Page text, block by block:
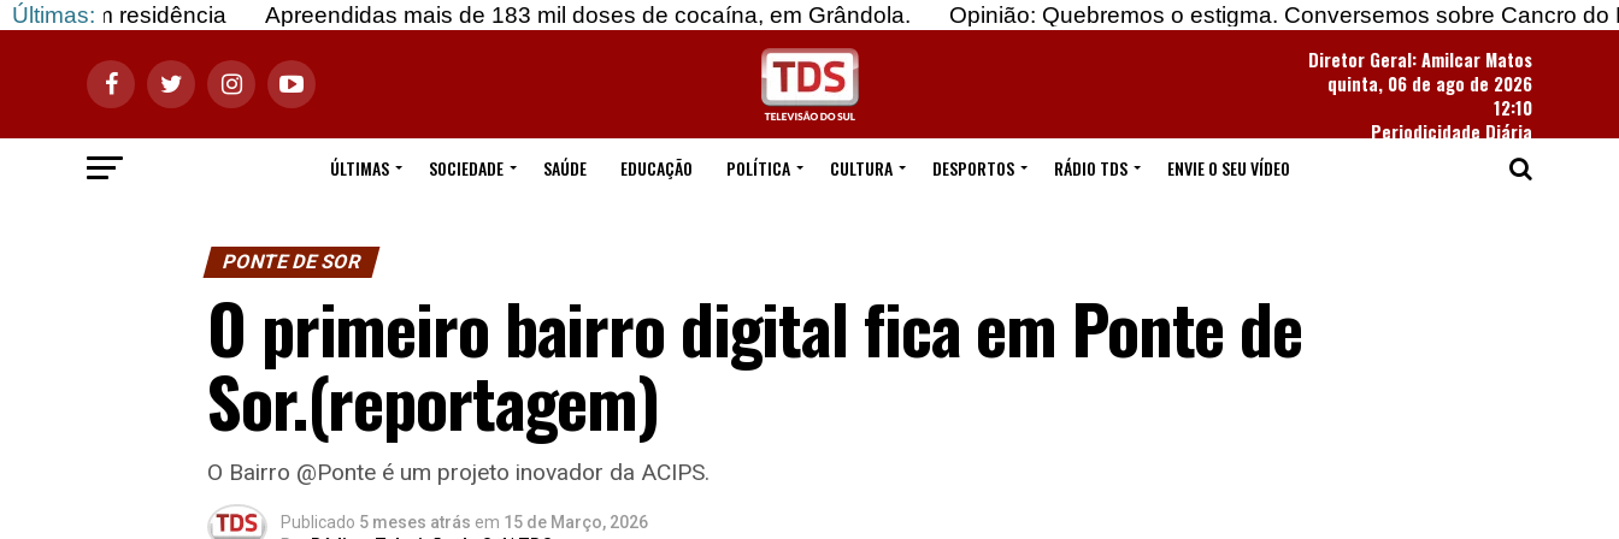
Últimas: Apreendidas mais de 183 mil doses de cocaína, em Grândola. Opinião: Quebremos o estigma. Conversemos sobre Cancro do Pulmão
Diretor Geral: Amilcar Matos
quinta, 06 de ago de 2026
12:10
Periodicidade Diária
ÚLTIMAS
SOCIEDADE SAÚDE EDUCAÇÃO POLÍTICA CULTURA DESPORTOS RÁDIO TDS ENVIE O SEU VÍDEO
PONTE DE SOR
O primeiro bairro digital fica em Ponte de
Sor.(reportagem)
O Bairro @Ponte é um projeto inovador da ACIPS.
Publicado 5 meses atrás em 15 de Março, 2026